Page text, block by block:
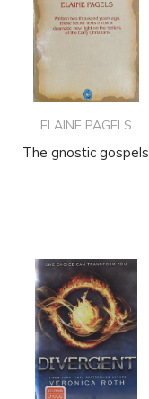
ELAINE PAGELS
The gnostic gospels